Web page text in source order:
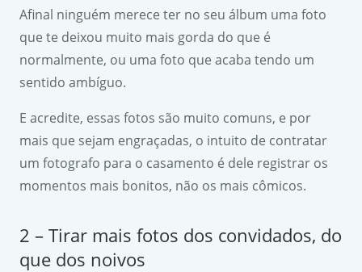
Afinal ninguém merece ter no seu álbum uma foto
que te deixou muito mais gorda do que é
normalmente, ou uma foto que acaba tendo um
sentido ambíguo.
E acredite, essas fotos são muito comuns, e por
mais que sejam engraçadas, o intuito de contratar
um fotografo para o casamento é dele registrar os
momentos mais bonitos, não os mais cômicos.
2 – Tirar mais fotos dos convidados, do
que dos noivos